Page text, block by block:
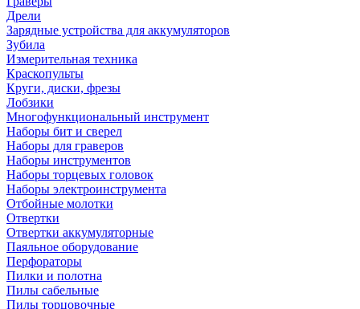
Дрели
Зарядные устройства для аккумуляторов
Зубила
Измерительная техника
Краскопульты
Круги, диски, фрезы
Лобзики
Многофункциональный инструмент
Наборы бит и сверел
Наборы для граверов
Наборы инструментов
Наборы торцевых головок
Наборы электроинструмента
Отбойные молотки
Отвертки
Отвертки аккумуляторные
Паяльное оборудование
Перфораторы
Пилки и полотна
Пилы сабельные
Пилы торцовочные